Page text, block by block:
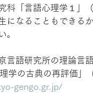
科 「言語心理学１」
になることもできる
。
言語研究所の理論言
学の古典の再評価」
gengo.gr.jp/